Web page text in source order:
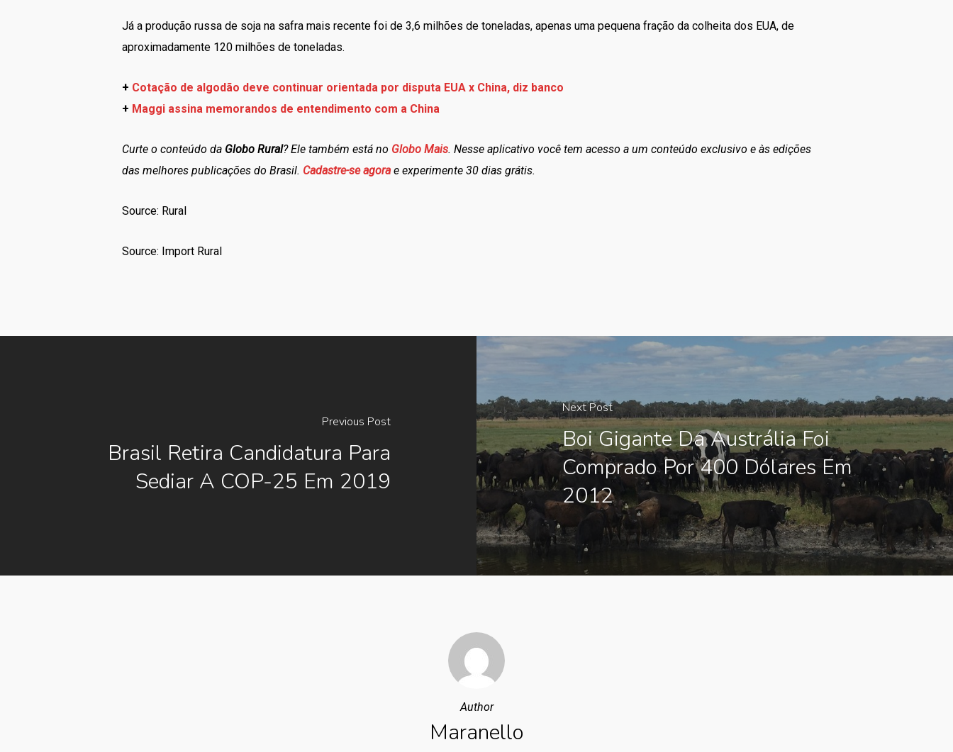
Já a produção russa de soja na safra mais recente foi de 3,6 milhões de toneladas, apenas uma pequena fração da colheita dos EUA, de
aproximadamente 120 milhões de toneladas.
+ Cotação de algodão deve continuar orientada por disputa EUA x China, diz banco
+ Maggi assina memorandos de entendimento com a China
Curte o conteúdo da Globo Rural? Ele também está no Globo Mais. Nesse aplicativo você tem acesso a um conteúdo exclusivo e às edições
das melhores publicações do Brasil. Cadastre-se agora e experimente 30 dias grátis.
Source: Rural
Source: Import Rural
Previous Post
Brasil Retira Candidatura Para
Sediar A COP-25 Em 2019
Next Post
Boi Gigante Da Austrália Foi
Comprado Por 400 Dólares Em
2012
Author
Maranello